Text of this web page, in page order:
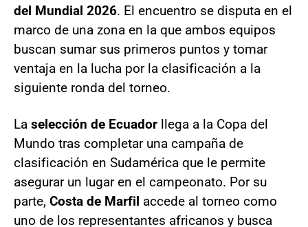
del Mundial 2026. El encuentro se disputa en el
marco de una zona en la que ambos equipos
buscan sumar sus primeros puntos y tomar
ventaja en la lucha por la clasificación a la
siguiente ronda del torneo.
La selección de Ecuador llega a la Copa del
Mundo tras completar una campaña de
clasificación en Sudamérica que le permite
asegurar un lugar en el campeonato. Por su
parte, Costa de Marfil accede al torneo como
uno de los representantes africanos y busca